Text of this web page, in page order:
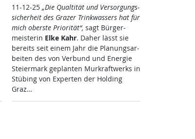
11-12-25 „Die Qual­ti­tät und Ver­sor­gungs­
si­cher­heit des Gra­zer Trink­was­sers hat für
mich obers­te Prio­ri­tät“, sagt Bür­ger­
meis­te­rin El­ke Kahr. Da­her lässt sie
be­reits seit ei­nem Jahr die Pla­nungs­ar­
bei­ten des von Ver­bund und En­er­gie
Stei­er­mark ge­plan­ten Mur­kraft­werks in
St­ü­bing von Ex­per­ten der Hol­ding
Graz…